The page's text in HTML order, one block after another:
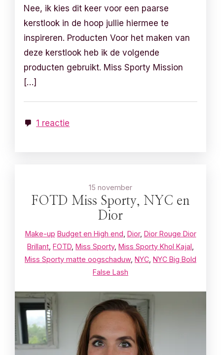
Nee, ik kies dit keer voor een paarse
kerstlook in de hoop jullie hiermee te
inspireren. Producten Voor het maken van
deze kerstlook heb ik de volgende
producten gebruikt. Miss Sporty Mission
[…]
1 reactie
15 november
FOTD Miss Sporty, NYC en
Dior
Make-up Budget en High end Dior, Dior Rouge Dior
Brillant FOTD Miss Sporty, Miss Sporty Khol Kajal
Miss Sporty matte oogschaduw, NYC NYC Big Bold
False Lash